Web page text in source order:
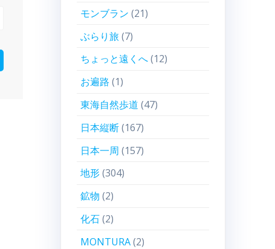
モンブラン (21)
ぶらり旅 (7)
ちょっと遠くへ(12)
お遍路 (1)
東海自然歩道 (47)
日本縦断(167)
日本一周 (157)
地形(304)
鉱物 (2)
化石(2)
MONTURA(2)